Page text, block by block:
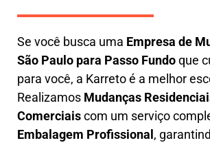
Se você busca uma Empresa de
São Paulo para Passo Fundoque
para você, a Karretoé a melhor
Realizamos Mudanças
Comerciaiscom um serviço
Embalagem Profissional ,